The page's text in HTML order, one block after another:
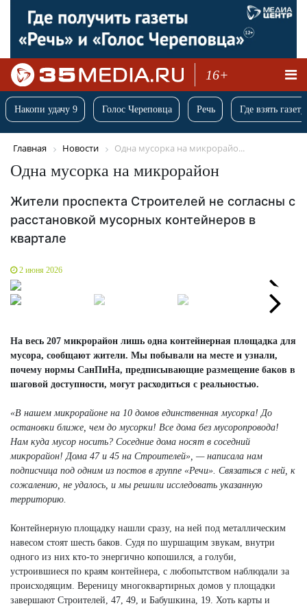
16+
Накопи удачу 9 Голос Череповца Речь Где взять
Главная Новости Одна мусорка на микрорайо...
Одна мусорка на микрорайон
Жители проспекта Строителей не согласны с
расстановкой мусорных контейнеров в
квартале
2 июня 2026
Next
На весь 207 микрорайон лишь одна контейнерная площадка для
мусора, сообщают жители. Мы побывали на месте и узнали,
почему нормы СанПиНа, предписывающие размещение баков в
шаговой доступности, могут расходиться с реальностью.
«В нашем микрорайоне на 10 домов единственная мусорка! До
остановки ближе, чем до мусорки! Все дома без мусоропровода!
Нам куда мусор носить? Соседние дома носят в соседний
микрорайон! Дома 47 и 45 на Строителей», — написала нам
подписчица под одним из постов в группе «Речи». Связаться с ней, к
сожалению, не удалось, и мы решили исследовать указанную
территорию.
Контейнерную площадку нашли сразу, на ней под металлическим
навесом стоят шесть баков. Судя по шуршащим звукам, внутри
одного из них кто-то энергично копошился, а голуби,
устроившиеся по краям контейнера, с любопытством наблюдали за
происходящим. Вереницу многоквартирных домов у площадки
завершают Строителей, 47, 49, и Бабушкина, 19. Хоть карты и